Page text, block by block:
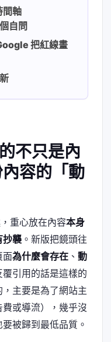
間軸
自問
把紅線畫
不只是內
容的「動
重心放在內容本身
抄襲 。新版把鏡頭往
面為什麼會存在 、 動
覆引用的話是這樣的
主要是為了網站主
或導流），幾乎沒
被歸到最低品質。